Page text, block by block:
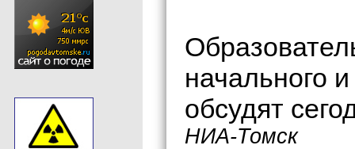
начального
обсудят
НИА-Томск